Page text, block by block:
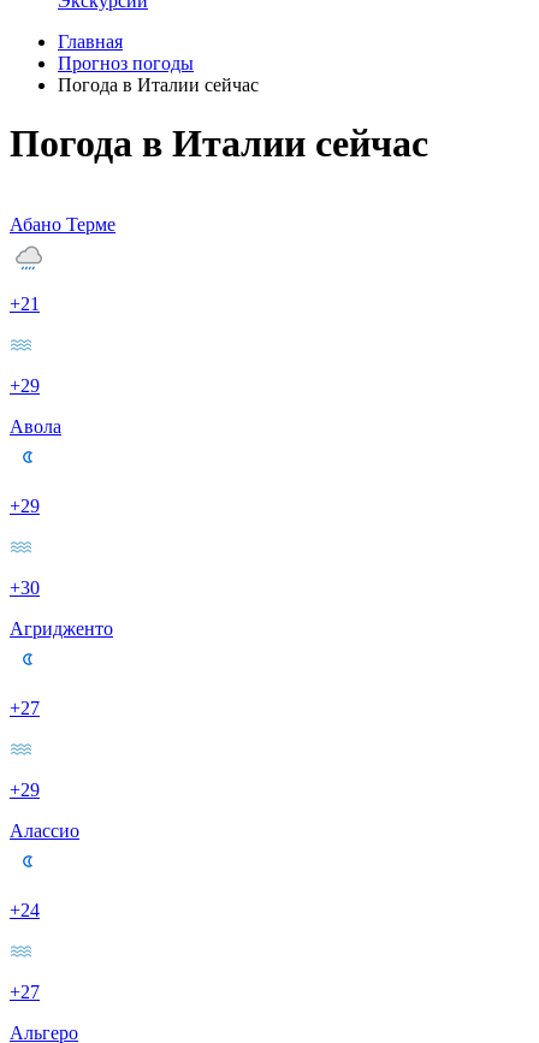
Главная
Прогноз погоды
Погода в Италии сейчас
Погода в Италии сейчас
Абано Терме
+21
+29
Авола
+29
+30
Агридженто
+27
+29
Алассио
+24
+27
Альгеро